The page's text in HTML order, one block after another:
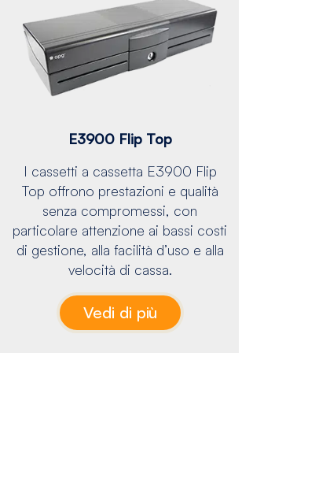
E3900 Flip Top
I cassetti a cassetta E3900 Flip
Top offrono prestazioni e qualità
senza compromessi, con
particolare attenzione ai bassi costi
di gestione, alla facilità d’uso e alla
velocità di cassa.
Vedi di più